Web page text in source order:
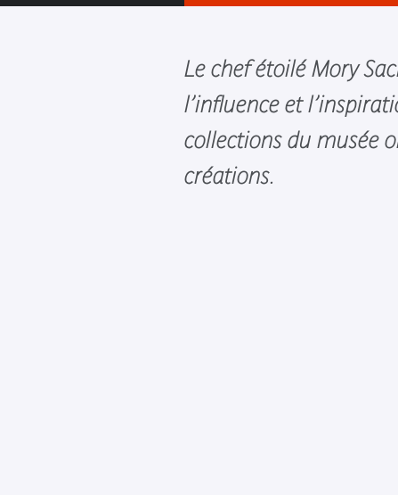
Le chef étoilé Mory
l’influence et
collections du musée
créations.